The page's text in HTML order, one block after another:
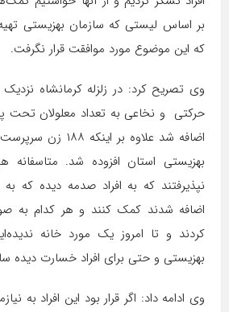
بر اساس لیستی که سازمان بهزیستی
که این موضوع مورد موافقت قرار نگرفت.
حرکتی و نخاعی به تعداد معلولان
اضافه شد علاوه بر
بهزیستی استان افزوده شد. متاسفانه
نپذیرفتند که به افراد صدمه دیده که
اضافه شدند کمک کنند و هر کدام به
کردند و تا امروز یک مورد خانه
بهزیستی و حتی برای افراد خسارت دیده
وی ادامه داد: اگر قرار بود این افراد به